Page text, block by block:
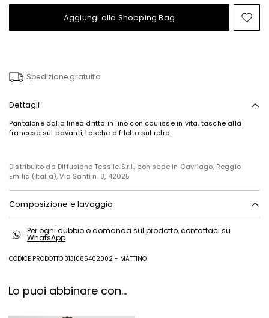
Aggiungi alla Shopping Bag
Spedizione gratuita
Dettagli
Pantalone dalla linea dritta in lino con coulisse in vita, tasche alla
francese sul davanti, tasche a filetto sul retro.
Distribuito da Diffusione Tessile S.r.l., con sede in Cavriago, Reggio
Emilia (Italia), Via Santi n. 8, 42025
Composizione e lavaggio
asciugare in tamburo; asciugare appeso in ombra; ferro tiepido max
120 gradi c; lavare a secco delicato con percloroetilene; non lavare ad
Per ogni dubbio o domanda sul prodotto, contattaci su
WhatsApp
CODICE PRODOTTO 3131085402002 - MATTINO
Lo puoi abbinare con...